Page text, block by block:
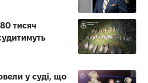
тисяч
у суді, що